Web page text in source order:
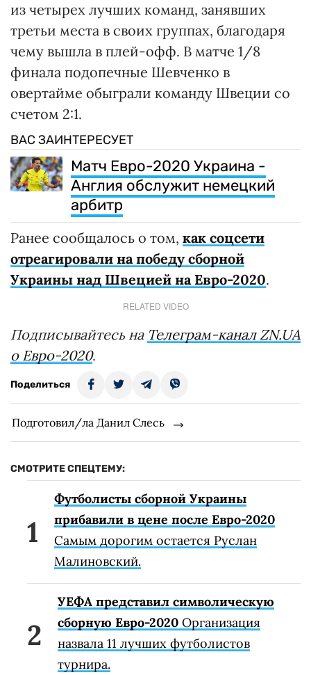
из четырех лучших команд, занявших
третьи места в своих группах, благодаря
чему вышла в плей-офф. В матче 1/8
финала подопечные Шевченко в
овертайме обыграли команду Швеции со
счетом 2:1.
ВАС ЗАИНТЕРЕСУЕТ
Матч Евро-2020 Украина -
Англия обслужит немецкий
арбитр
Ранее сообщалось о том, как соцсети
отреагировали на победу сборной
Украины над Швецией на Евро-2020.
RELATED VIDEO
Подписывайтесь на Телеграм-канал ZN.UA
о Евро-2020.
Поделиться
Подготовил/ла Данил Слесь
СМОТРИТЕ СПЕЦТЕМУ:
Футболисты сборной Украины
прибавили в цене после Евро-2020
Самым дорогим остается Руслан
Малиновский.
УЕФА представил символическую
сборную Евро-2020 Организация
назвала 11 лучших футболистов
турнира.